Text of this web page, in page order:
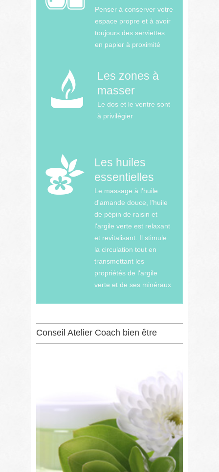
Penser à conserver votre
espace propre et à avoir
toujours des serviettes
en papier à proximité
Les zones à
masser
Le dos et le ventre sont
à privilégier
Les huiles
essentielles
Le massage à l'huile
d'amande douce, l'huile
de pépin de raisin et
l'argile verte est relaxant
et revitalisant. Il stimule
la circulation tout en
transmettant les
propriétés de l'argile
verte et de ses minéraux
Conseil Atelier Coach bien être